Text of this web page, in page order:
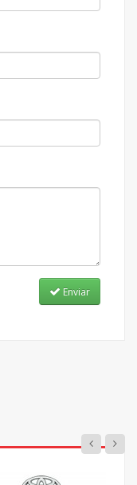
Enviar